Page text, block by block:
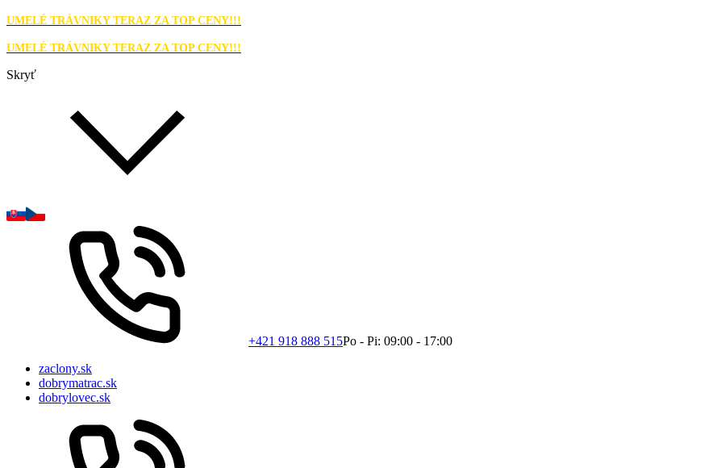
UMELÉ TRÁVNIKY TERAZ ZA TOP CENY!!!
UMELÉ TRÁVNIKY TERAZ ZA TOP CENY!!!
Skryť
+421 918 888 515Po - Pi: 09:00 - 17:00
zaclony.sk
dobrymatrac.sk
dobrylovec.sk